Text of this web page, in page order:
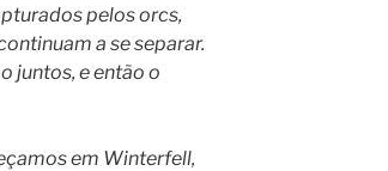
pelos orcs,
a se separar.
juntos, e então o
em Winterfell,